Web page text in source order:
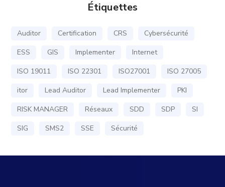
Étiquettes
Auditor Certification CRS
Cybersécurité
ESS
GIS Implementer
Internet
ISO 19011
ISO 22301 ISO27001
ISO 27005
itor
Lead Auditor Lead Implementer
PKI
RISK MANAGER
Réseaux SDD SDP
SI
SIG
SMS2 SSE Sécurité